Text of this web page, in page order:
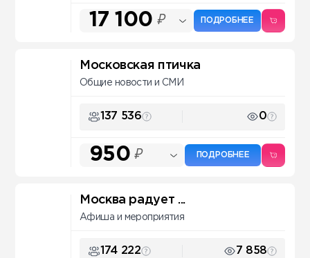
17 100 ₽ ПОДРОБНЕЕ
Московская птичка
Общие новости и СМИ
137 536 0
950 ₽ ПОДРОБНЕЕ
Москва радует ...
Афиша и мероприятия
174 222 7 858